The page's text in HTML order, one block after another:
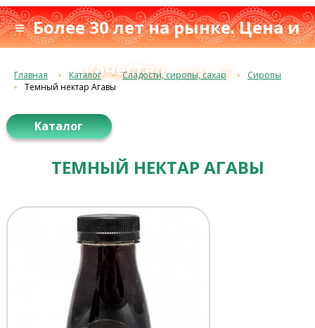
≡ Более 30 лет на рынке. Цена и
качествос 1993 г.≡
Главная Каталог Сладости, сиропы, сахар
Сиропы
Темный нектар Агавы
Каталог
ТЕМНЫЙ НЕКТАР АГАВЫ